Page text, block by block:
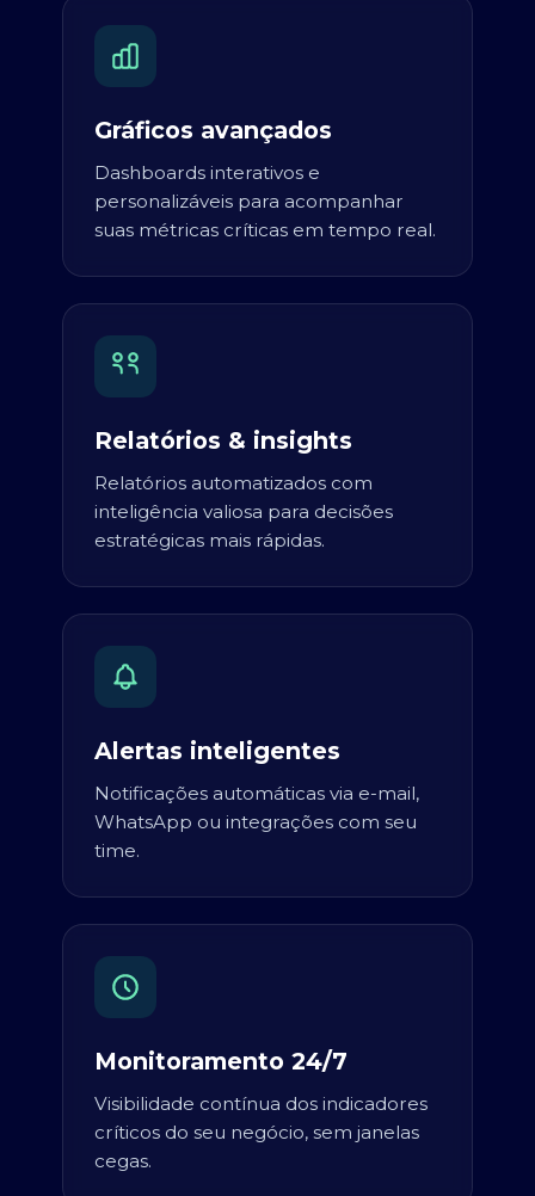
Gráficos avançados
Dashboards interativos e
personalizáveis para acompanhar
suas métricas críticas em tempo real.
Relatórios & insights
Relatórios automatizados com
inteligência valiosa para decisões
estratégicas mais rápidas.
Alertas inteligentes
Notificações automáticas via e-mail,
WhatsApp ou integrações com seu
time.
Monitoramento 24/7
Visibilidade contínua dos indicadores
críticos do seu negócio, sem janelas
cegas.